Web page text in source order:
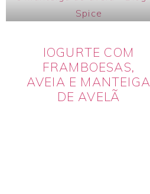
IOGURTE COM
FRAMBOESAS,
AVEIA E MANTEIGA
DE AVELÃ